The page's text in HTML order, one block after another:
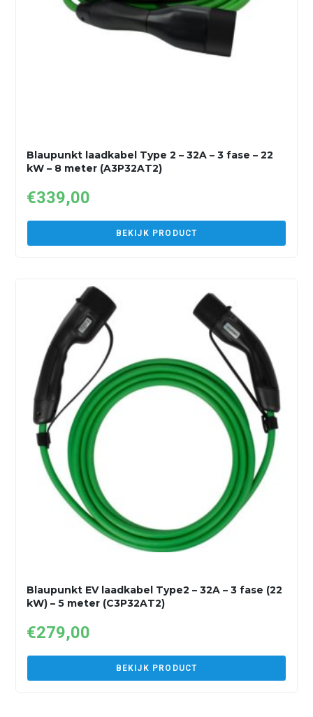
Blaupunkt laadkabel Type 2 – 32A – 3 fase – 22
kW – 8 meter (A3P32AT2)
€339,00
BEKIJK PRODUCT
Blaupunkt EV laadkabel Type2 – 32A – 3 fase (22
kW) – 5 meter (C3P32AT2)
€279,00
BEKIJK PRODUCT